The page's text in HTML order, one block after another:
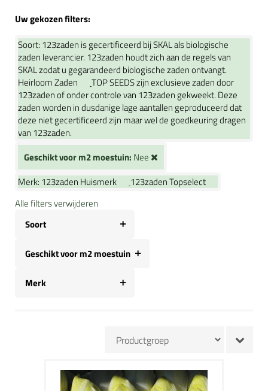
Uw gekozen filters:
Soort: 123zaden is gecertificeerd bij SKAL als biologische
zaden leverancier. 123zaden houdt zich aan de regels van
SKAL zodat u gegarandeerd biologische zaden ontvangt.
Heirloom Zaden
TOP SEEDS zijn exclusieve zaden door
123zaden of onder controle van 123zaden gekweekt. Deze
zaden worden in dusdanige lage aantallen geproduceerd dat
deze niet gecertificeerd zijn maar wel de goedkeuring dragen
van 123zaden.
Geschikt voor m2 moestuin: Nee
Merk: 123zaden Huismerk
123zaden Topselect
Alle filters verwijderen
Soort
Geschikt voor m2 moestuin
Merk